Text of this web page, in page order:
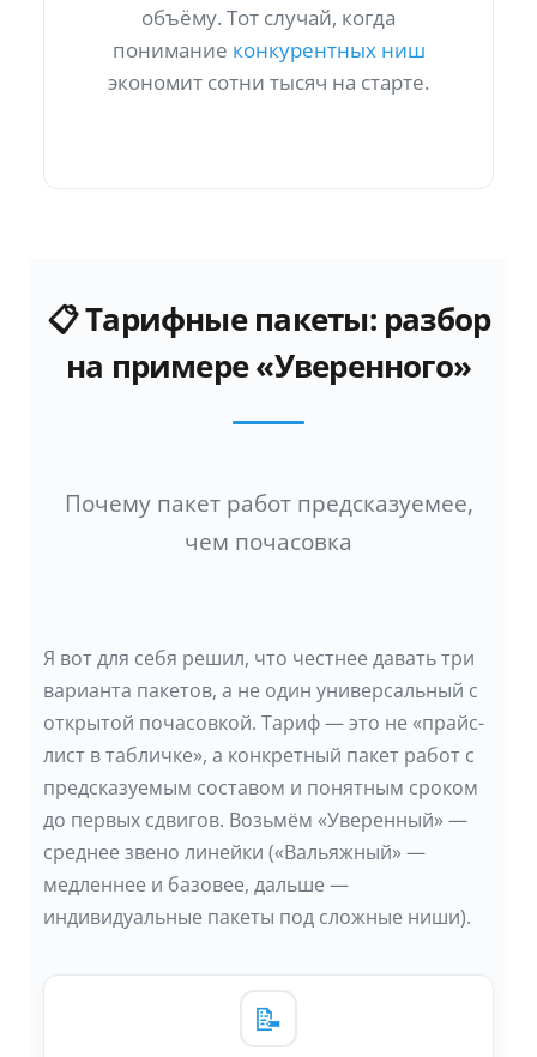
объёму. Тот случай, когда
понимание конкурентных ниш
экономит сотни тысяч на старте.
📋 Тарифные пакеты: разбор
на примере «Уверенного»
Почему пакет работ предсказуемее,
чем почасовка
Я вот для себя решил, что честнее давать три
варианта пакетов, а не один универсальный с
открытой почасовкой. Тариф — это не «прайс-
лист в табличке», а конкретный пакет работ с
предсказуемым составом и понятным сроком
до первых сдвигов. Возьмём «Уверенный» —
среднее звено линейки («Вальяжный» —
медленнее и базовее, дальше —
индивидуальные пакеты под сложные ниши).
📝